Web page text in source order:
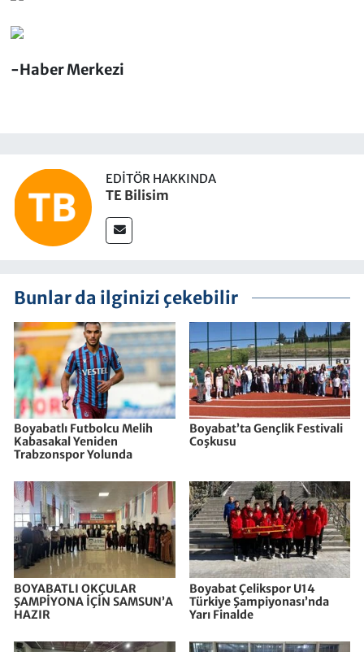
-Haber Merkezi
EDITÖR HAKKINDA
TE Bilisim
Bunlar da ilginizi çekebilir
Boyabatlı Futbolcu Melih
Kabasakal Yeniden
Trabzonspor Yolunda
Boyabat’ta Gençlik Festivali
Coşkusu
BOYABATLI OKÇULAR
ŞAMPİYONA İÇİN SAMSUN’A
HAZIR
Boyabat Çelikspor U14
Türkiye Şampiyonası’nda
Yarı Finalde